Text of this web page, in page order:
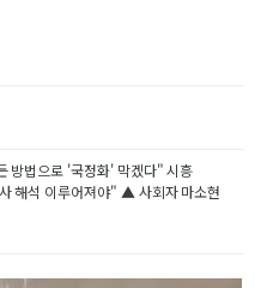
방법으로 '국정화' 막겠다" 시흥
해석 이루어져야" ▲ 사회자 마소현